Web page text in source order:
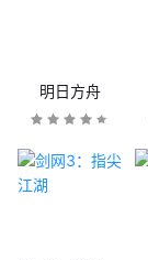
明日方舟